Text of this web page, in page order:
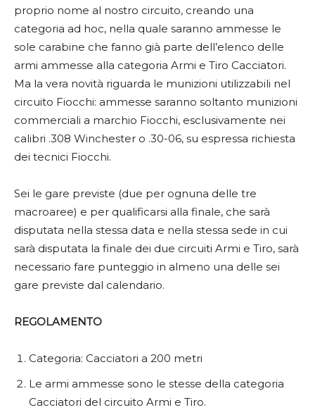
proprio nome al nostro circuito, creando una
categoria ad hoc, nella quale saranno ammesse le
sole carabine che fanno già parte dell’elenco delle
armi ammesse alla categoria Armi e Tiro Cacciatori.
Ma la vera novità riguarda le munizioni utilizzabili nel
circuito Fiocchi: ammesse saranno soltanto munizioni
commerciali a marchio Fiocchi, esclusivamente nei
calibri .308 Winchester o .30-06, su espressa richiesta
dei tecnici Fiocchi.
Sei le gare previste (due per ognuna delle tre
macroaree) e per qualificarsi alla finale, che sarà
disputata nella stessa data e nella stessa sede in cui
sarà disputata la finale dei due circuiti Armi e Tiro, sarà
necessario fare punteggio in almeno una delle sei
gare previste dal calendario.
REGOLAMENTO
Categoria: Cacciatori a 200 metri
Le armi ammesse sono le stesse della categoria
Cacciatori del circuito Armi e Tiro.